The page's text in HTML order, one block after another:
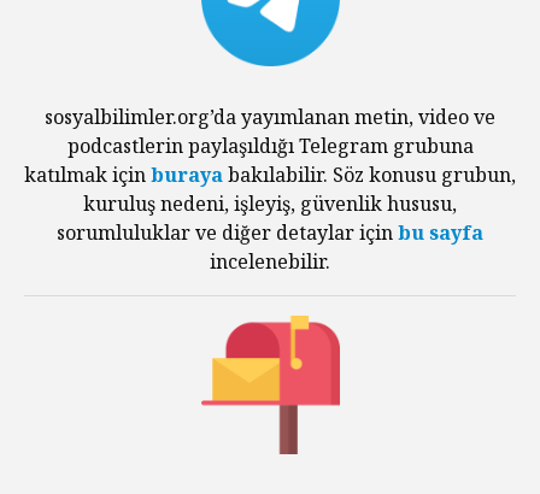
sosyalbilimler.org’da yayımlanan metin, video ve
podcastlerin paylaşıldığı Telegram grubuna
katılmak içinburayabakılabilir. Söz konusu grubun,
kuruluş nedeni, işleyiş, güvenlik hususu,
sorumluluklar ve diğer detaylar içinbu sayfa
incelenebilir.